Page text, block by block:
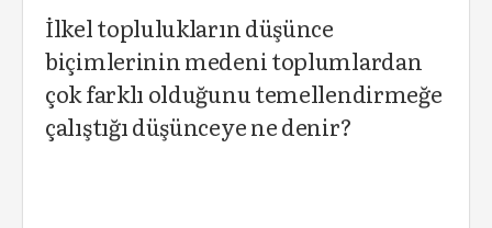
İlkel toplulukların düşünce
biçimlerinin medeni toplumlardan
çok farklı olduğunu temellendirmeğe
çalıştığı düşünceye ne denir?